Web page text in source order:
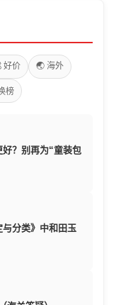
好价 🌏 海外
榜
？别再为“童装包
分类》中和田玉